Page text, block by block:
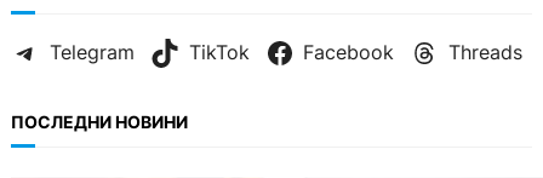
Telegram TikTok Facebook Threads
ПОСЛЕДНИ НОВИНИ